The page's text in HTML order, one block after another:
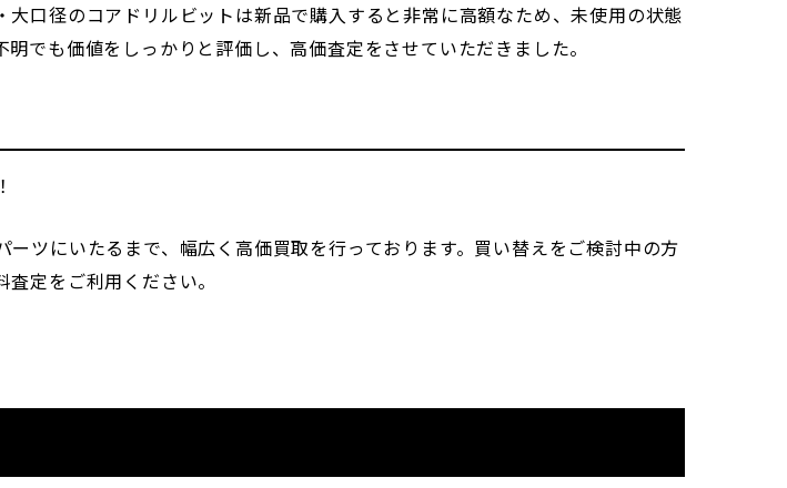
口径のコアドリルビットは新品で購入すると非常に高額なため、未使用の状態
でも価値をしっかりと評価し、高価査定をさせていただきました。
ツにいたるまで、幅広く高価買取を行っております。買い替えをご検討中の方
定をご利用ください。